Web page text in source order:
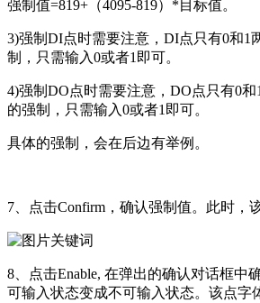
强制值=819+（4095-819）*目标值。
3)强制DI点时需要注意，DI点只有0和1
制，只需输入0或者1即可。
4)强制DO点时需要注意，DO点只有0
的强制，只需输入0或者1即可。
具体的强制，会在后边有举例。
7、点击Confirm，确认强制值。此时，
8、点击Enable, 在弹出的确认对话框中
可输入状态变成不可输入状态。该点字